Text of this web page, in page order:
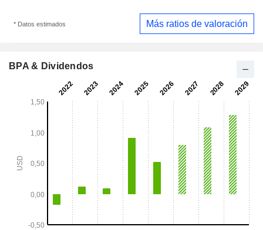
* Datos estimados Más ratios de valoración
BPA & Dividendos